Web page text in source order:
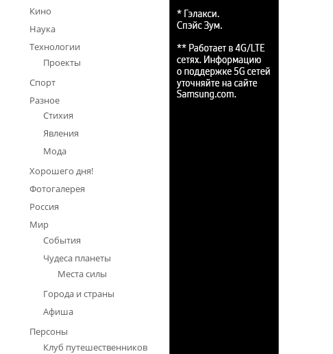
Кино
Наука
Технологии
Проекты
Спорт
Разное
Стихия
Явления
Мода
Хорошего дня!
Фотогалерея
Россия
Мир
События
Чудеса планеты
Места силы
Города и страны
Афиша
Персоны
Клуб путешественников